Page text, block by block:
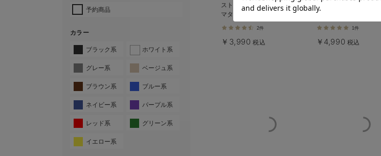
予約商品
カラー
ブラック系 ホワイト系
グレー系 ベージュ系
ブラウン系 ブルー系
ネイビー系 パープル系
レッド系 グリーン系
イエロー系
ストレッチリブナロースカート
マタニティ・産後【出産後も長く
使える】
2件
￥3,990 税込
も長く着られる】
1件
￥4,990 税込